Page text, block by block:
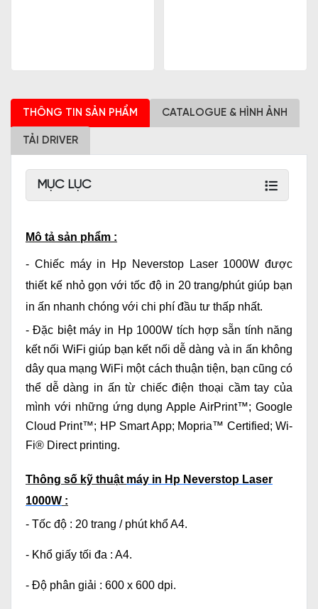
THÔNG TIN SẢN PHẨM CATALOGUE & HÌNH ẢNH
TẢI DRIVER
MỤC LỤC
Mô tả sản phẩm :
- Chiếc máy in Hp Neverstop Laser 1000W được
thiết kế nhỏ gọn với tốc độ in 20 trang/phút giúp bạn
in ấn nhanh chóng với chi phí đầu tư thấp nhất.
- Đặc biệt máy in Hp 1000W tích hợp sẵn tính năng
kết nối WiFi giúp bạn kết nối dễ dàng và in ấn không
dây qua mạng WiFi một cách thuận tiện, bạn cũng có
thể dễ dàng in ấn từ chiếc điện thoại cầm tay của
mình với những ứng dụng Apple AirPrint™; Google
Cloud Print™; HP Smart App; Mopria™ Certified; Wi-
Fi® Direct printing.
Thông số kỹ thuật máy in Hp Neverstop Laser
1000W :
- Tốc độ : 20 trang / phút khổ A4.
- Khổ giấy tối đa : A4.
- Độ phân giải : 600 x 600 dpi.